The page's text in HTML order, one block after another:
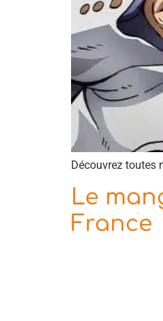
Découvrez toutes
Le
France